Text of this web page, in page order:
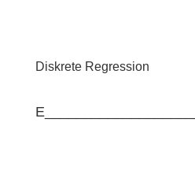
Diskrete Regression
E____________________